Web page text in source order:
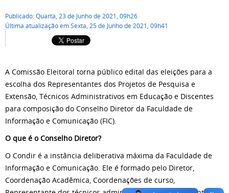
Publicado: Quarta, 23 de Junho de 2021, 09h26
Última atualização em Sexta, 25 de Junho de 2021, 09h41
A Comissão Eleitoral torna público edital das eleições para a
escolha dos Representantes dos Projetos de Pesquisa e
Extensão, Técnicos Administrativos em Educação e Discentes
para composição do Conselho Diretor da Faculdade de
Informação e Comunicação (FIC).
O que é o Conselho Diretor?
O Condir é a instância deliberativa máxima da Faculdade de
Informação e Comunicação. Ele é formado pelo Diretor,
Coordenação Acadêmica, Coordenações de curso,